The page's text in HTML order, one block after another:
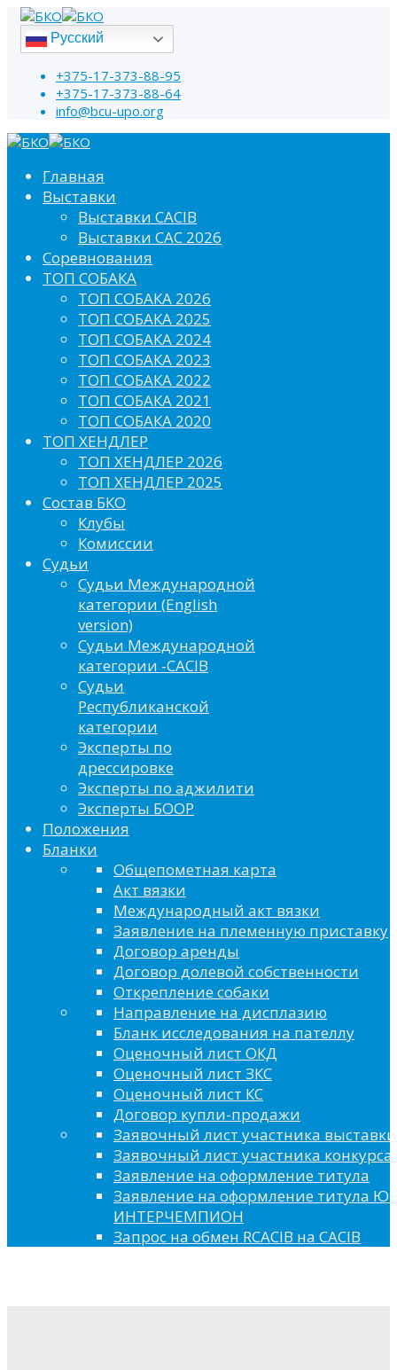
Русский
+375-17-373-88-95
+375-17-373-88-64
info@bcu-upo.org
Главная
Выставки
Выставки CACIB
Выставки САС 2026
Соревнования
ТОП СОБАКА
ТОП СОБАКА 2026
ТОП СОБАКА 2025
ТОП СОБАКА 2024
ТОП СОБАКА 2023
ТОП СОБАКА 2022
ТОП СОБАКА 2021
ТОП СОБАКА 2020
ТОП ХЕНДЛЕР
ТОП ХЕНДЛЕР 2026
ТОП ХЕНДЛЕР 2025
Состав БКО
Клубы
Комиссии
Судьи
Судьи Международной
категории (English
version)
Судьи Международной
категории -CACIB
Судьи
Республиканской
категории
Эксперты по
дрессировке
Эксперты по аджилити
Эксперты БООР
Положения
Бланки
Общепометная карта
Акт вязки
Международный акт вязки
Заявление на племенную приставку
Договор аренды
Договор долевой собственности
Открепление собаки
Направление на дисплазию
Бланк исследования на пателлу
Оценочный лист ОКД
Оценочный лист ЗКС
Оценочный лист КС
Договор купли-продажи
Заявочный лист участника выставки
Заявочный лист участника конкурса
Заявление на оформление титула
Заявление на оформление титула
ИНТЕРЧЕМПИОН
Запрос на обмен RCACIB на CACIB